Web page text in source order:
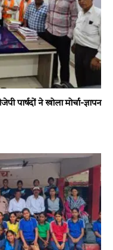
पार्षदों ने खोला मोर्चा-ज्ञापन